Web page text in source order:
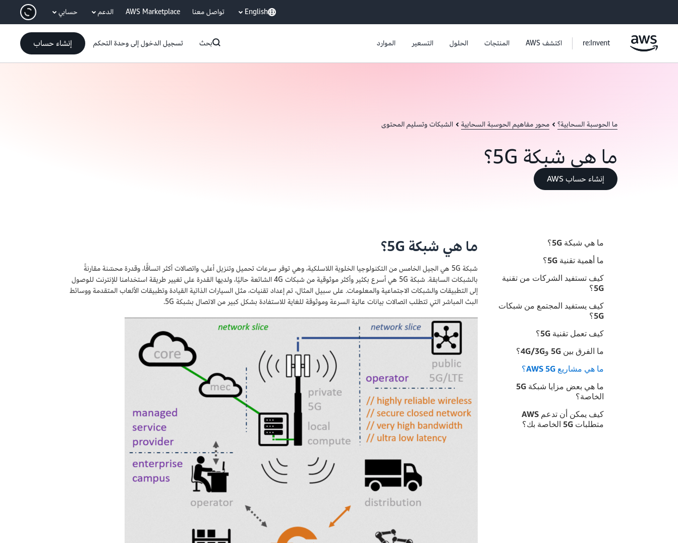
انتقل إلى المحتوى الرئيسي English تواصل معنا AWS Marketplace الدعم حسابي
re:Invent اكتشف AWS المنتجات الحلول التسعير الموارد بحث تسجيل الدخول إلى وحدة التحكم إنشاء حساب
ما الحوسبة السحابية؟ محور مفاهيم الحوسبة السحابية الشبكات وتسليم المحتوى
ما هي شبكة 5G؟
إنشاء حساب AWS
ما هي شبكة 5G؟
ما أهمية تقنية 5G؟
كيف تستفيد الشركات من تقنية
5G؟
كيف يستفيد المجتمع من شبكات
5G؟
كيف تعمل تقنية 5G؟
ما الفرق بين 5G و4G/3G؟
ما هي مشاريع AWS 5G؟
ما هي بعض مزايا شبكة 5G
الخاصة؟
كيف يمكن أن تدعم AWS
متطلبات 5G الخاصة بك؟
ما هي شبكة 5G؟
شبكة 5G هي الجيل الخامس من التكنولوجيا الخلوية اللاسلكية، وهي توفر سرعات تحميل وتنزيل أعلى، واتصالات أكثر اتساقًا، وقدرة محسّنة مقارنةً
بالشبكات السابقة. شبكة 5G هي أسرع بكثير وأكثر موثوقية من شبكات 4G الشائعة حاليًا، ولديها القدرة على تغيير طريقة استخدامنا للإنترنت للوصول
إلى التطبيقات والشبكات الاجتماعية والمعلومات. على سبيل المثال، تم إعداد تقنيات، مثل السيارات الذاتية القيادة وتطبيقات الألعاب المتقدمة ووسائط
البث المباشر التي تتطلب اتصالات بيانات عالية السرعة وموثوقة للغاية للاستفادة بشكل كبير من الاتصال بشبكة 5G.